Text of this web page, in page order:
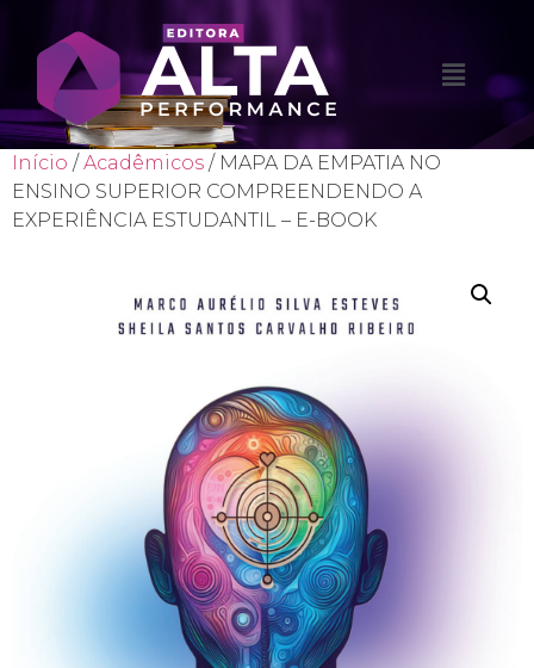
Início /Acadêmicos / MAPA DA EMPATIA NO
ENSINO SUPERIOR COMPREENDENDO A
EXPERIÊNCIA ESTUDANTIL – E-BOOK